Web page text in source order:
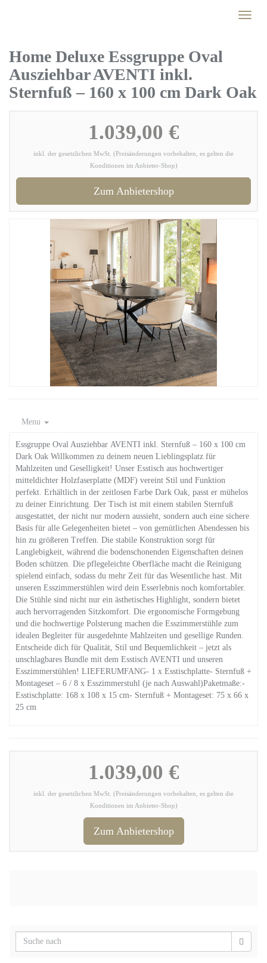
Toggle
Home Deluxe Essgruppe Oval
Ausziehbar AVENTI inkl.
Sternfuß – 160 x 100 cm Dark Oak
1.039,00 €
inkl. der gesetzlichen MwSt. (Preisänderungen vorbehalten, es gelten die
Konditionen im Anbieter-Shop)
Zum Anbietershop
Menu
Essgruppe Oval Ausziehbar AVENTI inkl. Sternfuß – 160 x 100 cm
Dark Oak Willkommen zu deinem neuen Lieblingsplatz für
Mahlzeiten und Geselligkeit! Unser Esstisch aus hochwertiger
mitteldichter Holzfaserplatte (MDF) vereint Stil und Funktion
perfekt. Erhältlich in der zeitlosen Farbe Dark Oak, passt er mühelos
zu deiner Einrichtung. Der Tisch ist mit einem stabilen Sternfuß
ausgestattet, der nicht nur modern aussieht, sondern auch eine sichere
Basis für alle Gelegenheiten bietet – von gemütlichen Abendessen bis
hin zu größeren Treffen. Die stabile Konstruktion sorgt für
Langlebigkeit, während die bodenschonenden Eigenschaften deinen
Boden schützen. Die pflegeleichte Oberfläche macht die Reinigung
spielend einfach, sodass du mehr Zeit für das Wesentliche hast. Mit
unseren Esszimmerstühlen wird dein Esserlebnis noch komfortabler.
Die Stühle sind nicht nur ein ästhetisches Highlight, sondern bietet
auch hervorragenden Sitzkomfort. Die ergonomische Formgebung
und die hochwertige Polsterung machen die Esszimmerstühle zum
idealen Begleiter für ausgedehnte Mahlzeiten und gesellige Runden.
Entscheide dich für Qualität, Stil und Bequemlichkeit – jetzt als
unschlagbares Bundle mit dem Esstisch AVENTI und unseren
Esszimmerstühlen! LIEFERUMFANG- 1 x Esstischplatte- Sternfuß +
Montageset – 6 / 8 x Esszimmerstuhl (je nach Auswahl)Paketmaße:-
Esstischplatte: 168 x 108 x 15 cm- Sternfuß + Montageset: 75 x 66 x
25 cm
1.039,00 €
inkl. der gesetzlichen MwSt. (Preisänderungen vorbehalten, es gelten die
Konditionen im Anbieter-Shop)
Zum Anbietershop